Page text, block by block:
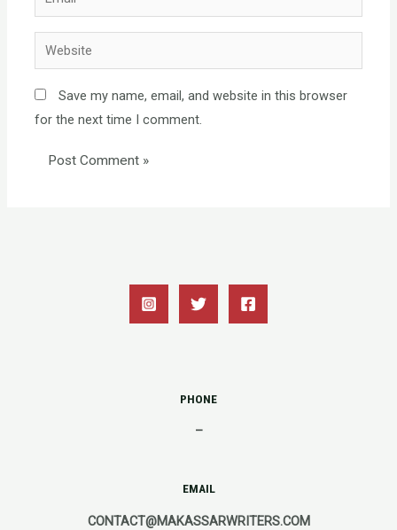
Website
Save my name, email, and website in this browser
for the next time I comment.
PHONE
–
EMAIL
CONTACT@MAKASSARWRITERS.COM